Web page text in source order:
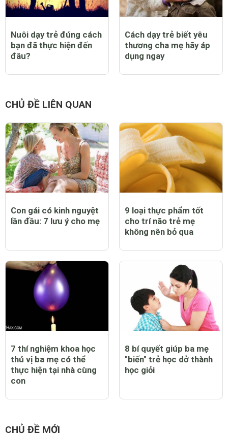
Nuôi dạy trẻ đúng cách
bạn đã thực hiện đến
đâu?
Cách dạy trẻ biết yêu
thương cha mẹ hãy áp
dụng ngay
CHỦ ĐỀ LIÊN QUAN
Con gái có kinh nguyệt
lần đầu: 7 lưu ý cho mẹ
9 loại thực phẩm tốt
cho trí não trẻ mẹ
không nên bỏ qua
7 thí nghiệm khoa học
thú vị ba mẹ có thể
thực hiện tại nhà cùng
con
8 bí quyết giúp ba mẹ
"biến" trẻ học dở thành
học giỏi
CHỦ ĐỀ MỚI